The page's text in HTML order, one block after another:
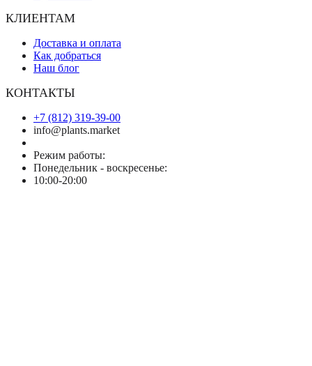
КЛИЕНТАМ
Доставка и оплата
Как добраться
Наш блог
КОНТАКТЫ
+7 (812) 319-39-00
info@plants.market
Режим работы:
Понедельник - воскресенье:
10:00-20:00